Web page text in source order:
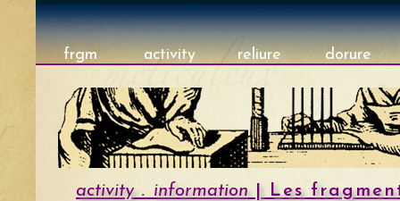
frgm activity reliure dorure
activity. information| Les